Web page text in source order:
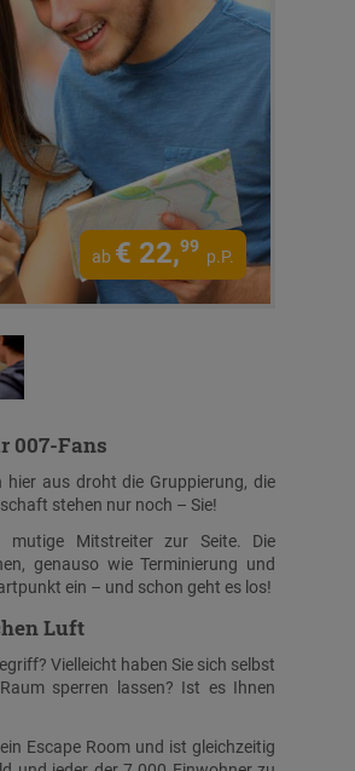
ab € 22,99
p.P.
007-Fans
hier aus droht die Gruppierung, die
stehen nur noch – Sie!
mutige Mitstreiter zur Seite. Die
genauso wie Terminierung und
ein – und schon geht es los!
Luft
Vielleicht haben Sie sich selbst
sperren lassen? Ist es Ihnen
Escape Room und ist gleichzeitig